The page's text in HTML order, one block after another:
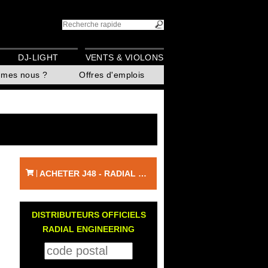
nous ? Offres d'emplois
DJ-LIGHT VENTS & VIOLONS
ACHETER J48 - RADIAL ENGINEERING
DISTRIBUTEURS OFFICIELS
RADIAL ENGINEERING